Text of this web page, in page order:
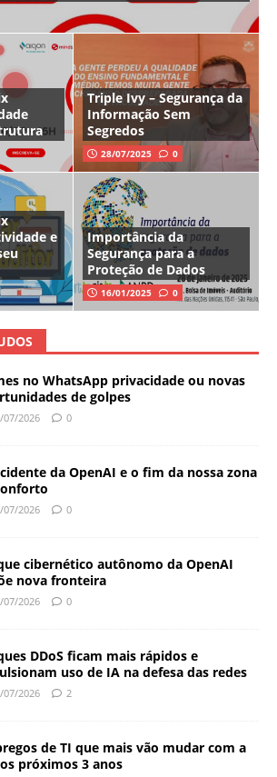
Triple Ivy – Segurança da
Informação Sem
Segredos
28/07/2025 0
e
Importância da
Segurança para a
Proteção de Dados
16/01/2025 0
no WhatsApp privacidade ou novas
de golpes
07/2026 0
da OpenAI e o fim da nossa zona
07/2026 0
cibernético autônomo da OpenAI
nova fronteira
07/2026 0
DDoS ficam mais rápidos e
uso de IA na defesa das redes
07/2026 2
de TI que mais vão mudar com a
próximos 3 anos